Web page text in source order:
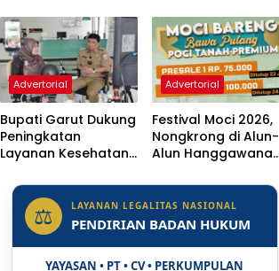
Advertorial
Bupati Garut Dukung
Peningkatan
Layanan Kesehatan,
Rotinsulu
Ditargetkan Naik
Status Jadi Rumah
Advertorial
Festival Moci 2026,
Nongkrong di Alun-
Alun Hanggawana
Bareng”
⚖ LAYANAN LEGALITAS NASIONAL
PENDIRIAN BADAN HUKUM
YAYASAN • PT • CV • PERKUMPULAN